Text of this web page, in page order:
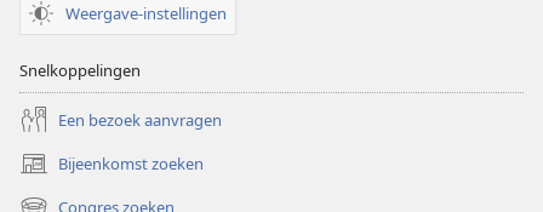
Weergave-instellingen
Snelkoppelingen
Een bezoek aanvragen
Bijeenkomst zoeken
(opent
nieuwCongres zoeken